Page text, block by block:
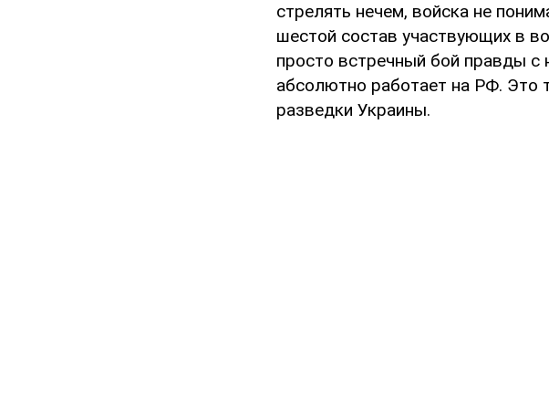
стрелять нечем, войска не
шестой состав участвующих в
просто встречный бой правды с
абсолютно работает на РФ. Это
разведки Украины.